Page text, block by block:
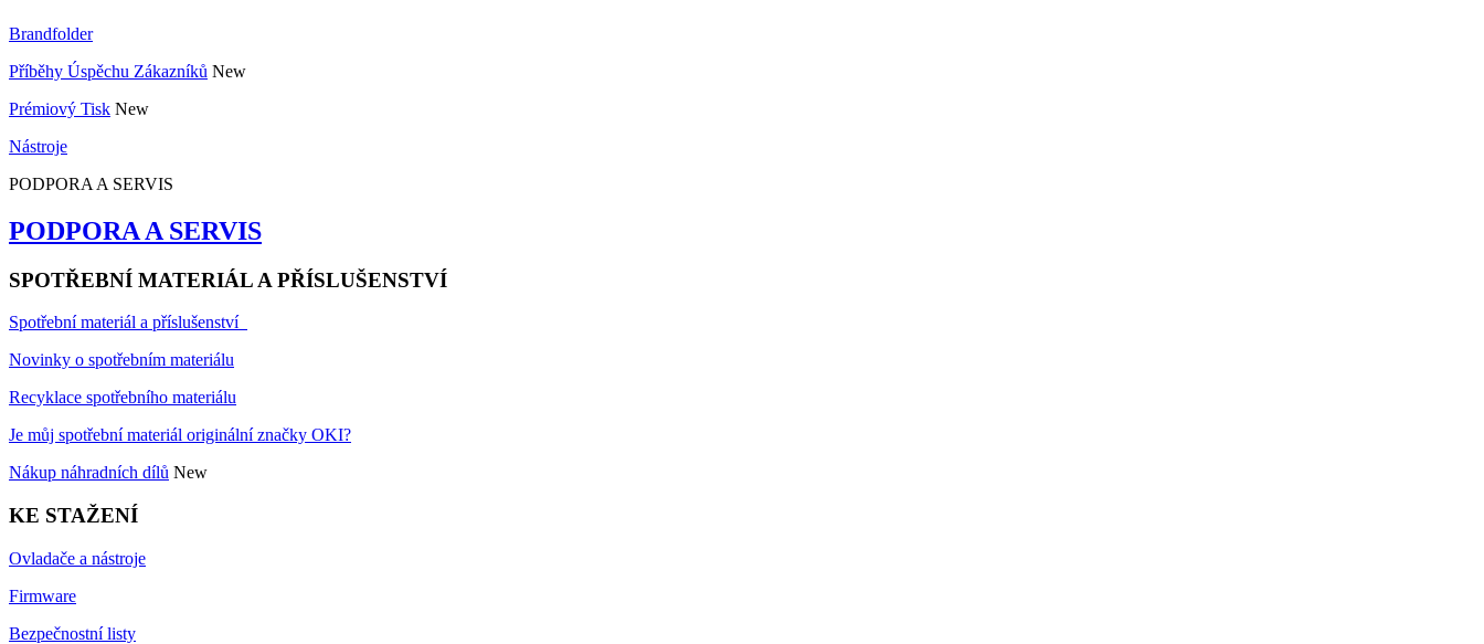
Brandfolder
Příběhy Úspěchu Zákazníků New
Prémiový Tisk New
Nástroje
PODPORA A SERVIS
PODPORA A SERVIS
SPOTŘEBNÍ MATERIÁL A PŘÍSLUŠENSTVÍ
Spotřební materiál a příslušenství
Novinky o spotřebním materiálu
Recyklace spotřebního materiálu
Je můj spotřební materiál originální značky OKI?
Nákup náhradních dílů New
KE STAŽENÍ
Ovladače a nástroje
Firmware
Bezpečnostní listy